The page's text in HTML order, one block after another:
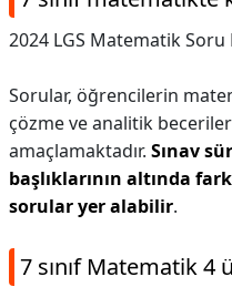
2024 LGS Matematik Soru
Sorular, öğrencilerin
çözme ve analitik
amaçlamaktadır. Sınav
başlıklarının altında
sorular yer alabilir.
7 sınıf Matematik 4